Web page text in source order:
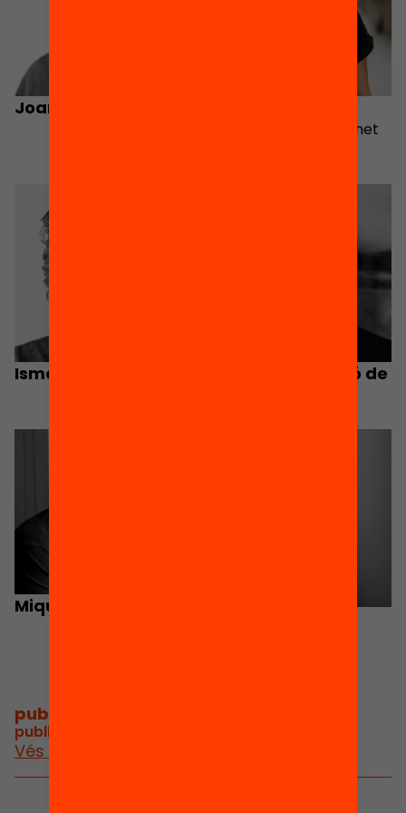
Joan Badia
Director of the Magnet
Ismael Peña-López
Josep M. Mominó de
Miquel Àngel Prats
publicacions i vídeos
publicacions i vídeos relacionats
Vés a publicacions i vídeos